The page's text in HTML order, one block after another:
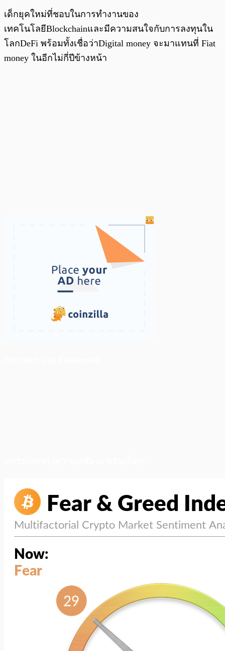
เด็กยุคใหม่ที่ชอบในการทำงานของ
เทคโนโลยีBlockchainและมีความสนใจกับการลงทุนใน
โลกDeFi พร้อมทั้งเชื่อว่าDigital money จะมาแทนที่ Fiat
money ในอีกไม่กี่ปีข้างหน้า